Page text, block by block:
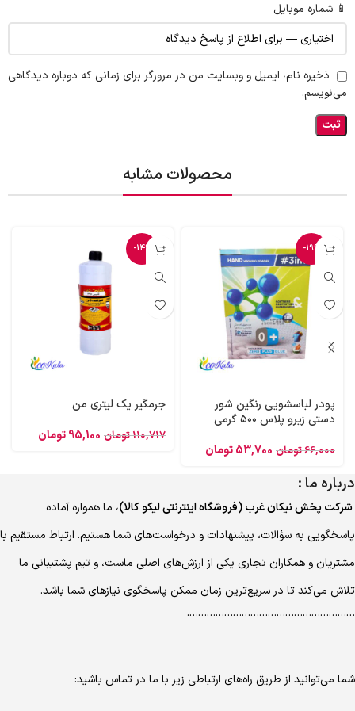
📱 شماره موبایل
ذخیره نام، ایمیل و وبسایت من در مرورگر برای زمانی که دوباره دیدگاهی
می‌نویسم.
محصولات مشابه
-19%
پودر لباسشویی رنگین شور
دستی زیرو پلاس ۵۰۰ گرمی
66,000تومان 53,700تومان
-14%
جرمگیر یک لیتری من
110,717تومان 95,100تومان
درباره ما :
شرکت پخش نیکان غرب (فروشگاه اینترنتی لیکو کالا)، ما همواره آماده
پاسخگویی به سؤالات، پیشنهادات و درخواست‌های شما هستیم. ارتباط مستقیم با
مشتریان و همکاران تجاری یکی از ارزش‌های اصلی ماست، و تیم پشتیبانی ما
تلاش می‌کند تا در سریع‌ترین زمان ممکن پاسخگوی نیازهای شما باشد.
………………………………………………….
شما می‌توانید از طریق راه‌های ارتباطی زیر با ما در تماس باشید: